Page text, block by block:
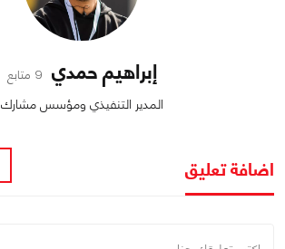
إبراهيم حمدي 9 متابع
المدير التنفيذي ومؤسس مشارك
اضافة تعليق